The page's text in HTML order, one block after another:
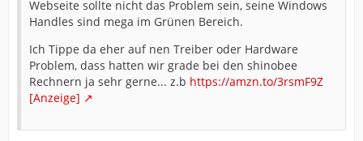
Webseite sollte nicht das Problem sein, seine Windows
Handles sind mega im Grünen Bereich.
Ich Tippe da eher auf nen Treiber oder Hardware
Problem, dass hatten wir grade bei den shinobee
Rechnern ja sehr gerne... z.b https://amzn.to/3rsmF9Z
[Anzeige]